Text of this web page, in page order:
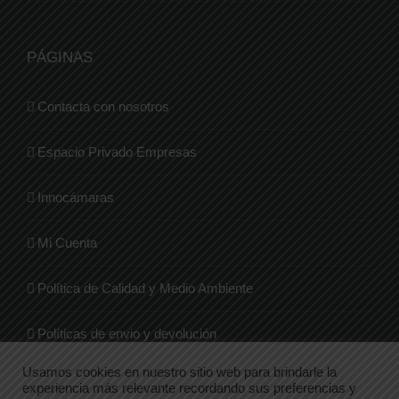
PÁGINAS
Contacta con nosotros
Espacio Privado Empresas
Innocámaras
Mi Cuenta
Política de Calidad y Medio Ambiente
Políticas de envio y devolución
Quienes Somos
Usamos cookies en nuestro sitio web para brindarle la
experiencia más relevante recordando sus preferencias y